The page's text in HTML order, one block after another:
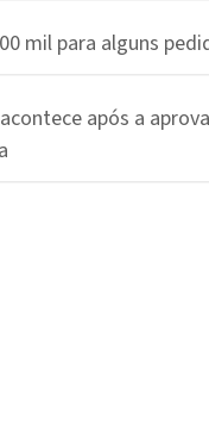
mil para alguns
após a